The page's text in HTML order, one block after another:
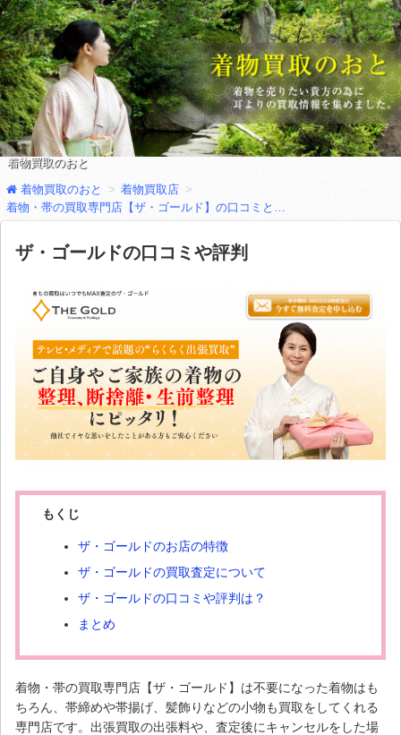
着物買取のおと
着物買取のおと
着物買取店
ザ・ゴールドの口コミや評判
もくじ
ザ・ゴールドのお店の特徴
ザ・ゴールドの買取査定について
ザ・ゴールドの口コミや評判は？
まとめ
着物・帯の買取専門店【ザ・ゴールド】は不要になった着物はも
ちろん、帯締めや帯揚げ、髪飾りなどの小物も買取をしてくれる
専門店です。出張買取の出張料や、査定後にキャンセルをした場